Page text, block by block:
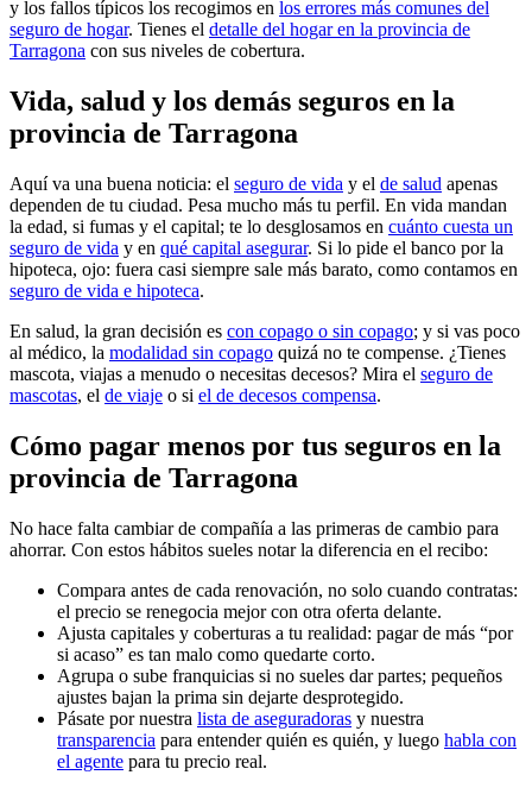
y los fallos típicos los recogimos en los errores más comunes del
seguro de hogar. Tienes el detalle del hogar en la provincia de
Tarragona con sus niveles de cobertura.
Vida, salud y los demás seguros en la
provincia de Tarragona
Aquí va una buena noticia: el seguro de vida y el de salud apenas
dependen de tu ciudad. Pesa mucho más tu perfil. En vida mandan
la edad, si fumas y el capital; te lo desglosamos en cuánto cuesta un
seguro de vida y en qué capital asegurar. Si lo pide el banco por la
hipoteca, ojo: fuera casi siempre sale más barato, como contamos en
seguro de vida e hipoteca.
En salud, la gran decisión es con copago o sin copago; y si vas poco
al médico, la modalidad sin copago quizá no te compense. ¿Tienes
mascota, viajas a menudo o necesitas decesos? Mira el seguro de
mascotas, el de viaje o si el de decesos compensa.
Cómo pagar menos por tus seguros en la
provincia de Tarragona
No hace falta cambiar de compañía a las primeras de cambio para
ahorrar. Con estos hábitos sueles notar la diferencia en el recibo:
Compara antes de cada renovación, no solo cuando contratas:
el precio se renegocia mejor con otra oferta delante.
Ajusta capitales y coberturas a tu realidad: pagar de más “por
si acaso” es tan malo como quedarte corto.
Agrupa o sube franquicias si no sueles dar partes; pequeños
ajustes bajan la prima sin dejarte desprotegido.
Pásate por nuestra lista de aseguradoras y nuestra
transparencia para entender quién es quién, y luego habla con
el agente para tu precio real.